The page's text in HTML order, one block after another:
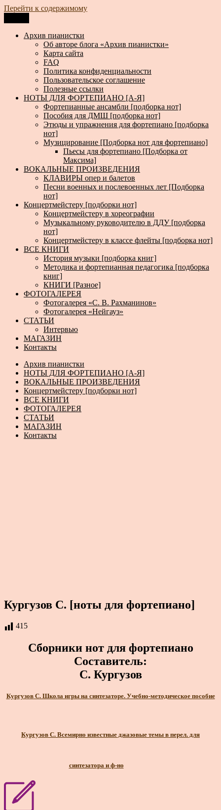
Перейти к содержимому
Архив пианистки
Всё для пианистов: ноты, книги, музыка, статьи…
Архив пианистки
Об авторе блога «Архив пианистки»
Карта сайта
FAQ
Политика конфиденциальности
Пользовательское соглашение
Полезные ссылки
НОТЫ ДЛЯ ФОРТЕПИАНО [А-Я]
Фортепианные ансамбли [подборка нот]
Пособия для ДМШ [подборка нот]
Этюды и упражнения для фортепиано [подборка
нот]
Музицирование [Подборка нот для фортепиано]
Пьесы для фортепиано [Подборка от
Максима]
ВОКАЛЬНЫЕ ПРОИЗВЕДЕНИЯ
КЛАВИРЫ опер и балетов
Песни военных и послевоенных лет [Подборка
нот]
Концертмейстеру [подборки нот]
Концертмейстеру в хореографии
Музыкальному руководителю в ДДУ [подборка
нот]
Концертмейстеру в классе флейты [подборка нот]
ВСЕ КНИГИ
История музыки [подборка книг]
Методика и фортепианная педагогика [подборка
книг]
КНИГИ [Разное]
ФОТОГАЛЕРЕЯ
Фотогалерея «С. В. Рахманинов»
Фотогалерея «Нейгауз»
СТАТЬИ
Интервью
МАГАЗИН
Контакты
Архив пианистки
НОТЫ ДЛЯ ФОРТЕПИАНО [А-Я]
ВОКАЛЬНЫЕ ПРОИЗВЕДЕНИЯ
Концертмейстеру [подборки нот]
ВСЕ КНИГИ
ФОТОГАЛЕРЕЯ
СТАТЬИ
МАГАЗИН
Контакты
Кургузов С. [ноты для фортепиано]
415
Сборники нот для фортепиано
Составитель:
С. Кургузов
Кургузов С. Школа игры на синтезаторе. Учебно-методическое пособие
Кургузов С. Всемирно известные джазовые темы в перел. для
синтезатора и ф-но